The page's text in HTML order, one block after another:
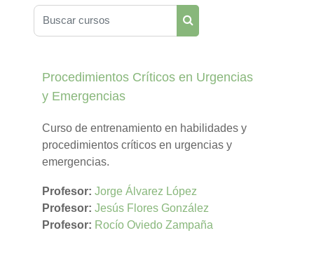
Buscar cursos
Buscar cursos
Procedimientos Críticos en Urgencias
y Emergencias
Curso de entrenamiento en habilidades y
procedimientos críticos en urgencias y
emergencias.
Profesor: Jorge Álvarez López
Profesor: Jesús Flores González
Profesor: Rocío Oviedo Zampaña